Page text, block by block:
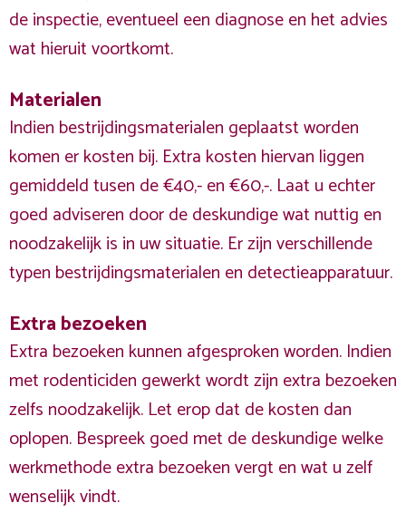
de inspectie, eventueel een diagnose en het advies
wat hieruit voortkomt.
Materialen
Indien bestrijdingsmaterialen geplaatst worden
komen er kosten bij. Extra kosten hiervan liggen
gemiddeld tusen de €40,- en €60,-. Laat u echter
goed adviseren door de deskundige wat nuttig en
noodzakelijk is in uw situatie. Er zijn verschillende
typen bestrijdingsmaterialen en detectieapparatuur.
Extra bezoeken
Extra bezoeken kunnen afgesproken worden. Indien
met rodenticiden gewerkt wordt zijn extra bezoeken
zelfs noodzakelijk. Let erop dat de kosten dan
oplopen. Bespreek goed met de deskundige welke
werkmethode extra bezoeken vergt en wat u zelf
wenselijk vindt.